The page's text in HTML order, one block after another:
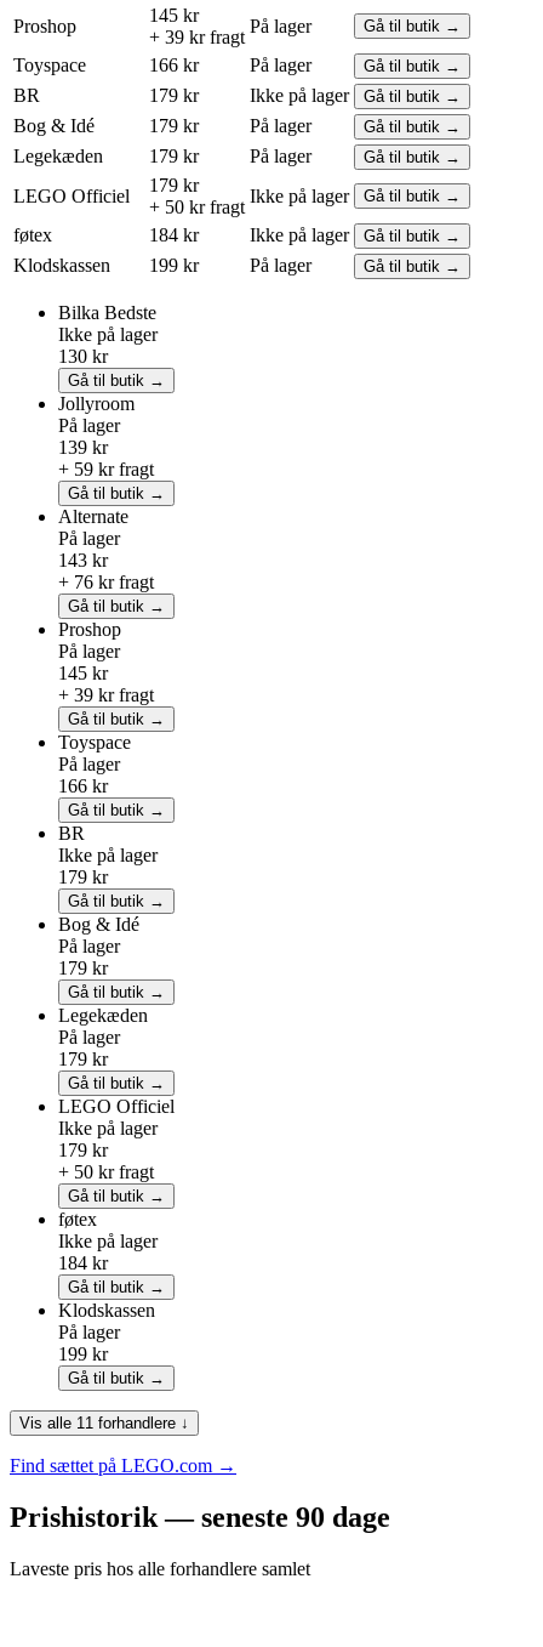
Proshop
145 kr
+ 39 kr fragt
På lager Gå til butik →
Toyspace 166 kr På lager Gå til butik →
BR 179 kr Ikke på lager Gå til butik →
Bog & Idé 179 kr På lager Gå til butik →
Legekæden 179 kr På lager Gå til butik →
LEGO Officiel
179 kr
+ 50 kr fragt
Ikke på lager Gå til butik →
føtex 184 kr Ikke på lager Gå til butik →
Klodskassen 199 kr På lager Gå til butik →
Bilka Bedste
Ikke på lager
130 kr
Gå til butik →
Jollyroom
På lager
139 kr
+ 59 kr fragt
Gå til butik →
Alternate
På lager
143 kr
+ 76 kr fragt
Gå til butik →
Proshop
På lager
145 kr
+ 39 kr fragt
Gå til butik →
Toyspace
På lager
166 kr
Gå til butik →
BR
Ikke på lager
179 kr
Gå til butik →
Bog & Idé
På lager
179 kr
Gå til butik →
Legekæden
På lager
179 kr
Gå til butik →
LEGO Officiel
Ikke på lager
179 kr
+ 50 kr fragt
Gå til butik →
føtex
Ikke på lager
184 kr
Gå til butik →
Klodskassen
På lager
199 kr
Gå til butik →
Vis alle 11 forhandlere ↓
Find sættet på LEGO.com →
Prishistorik — seneste 90 dage
Laveste pris hos alle forhandlere samlet